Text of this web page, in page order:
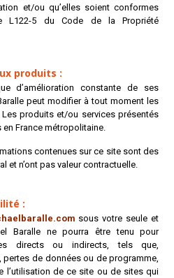
et/ou qu’elles soient conformes
L122-5 du Code de la Propriété
produits :
d’amélioration constante de ses
peut modifier à tout moment les
produits et/ou services présentés
France métropolitaine.
contenues sur ce site sont des
et n’ont pas valeur contractuelle.
:
sous votre seule et
Baralle ne pourra être tenu pour
directs ou indirects, tels que,
de données ou de programme,
l’utilisation de ce site ou de sites qui